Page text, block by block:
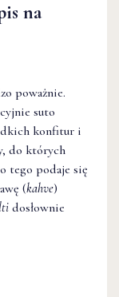
na
poważnie.
suto
konfitur i
do których
tego podaje się
(kahve)
dosłownie